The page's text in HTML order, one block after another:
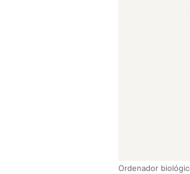
Ordenador